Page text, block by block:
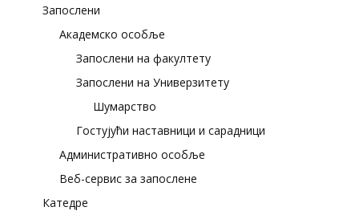
Запослени
Академско особље
Запослени на факултету
Запослени на Универзитету
Шумарство
Гостујући наставници и сарадници
Административно особље
Веб-сервис за запослене
Катедре